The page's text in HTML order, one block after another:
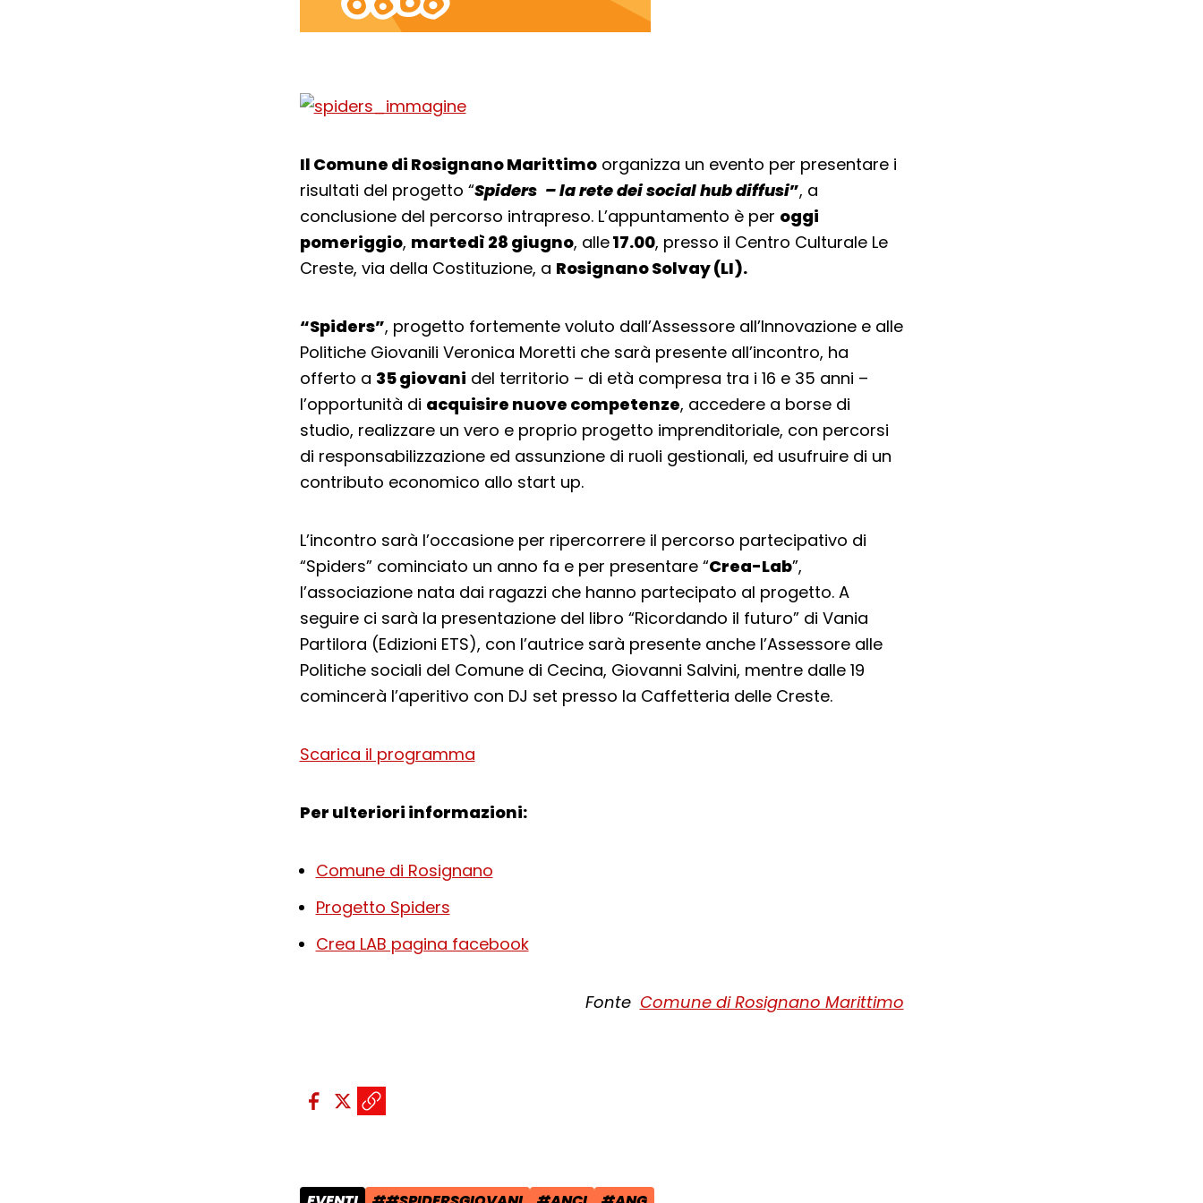
Il Comune di Rosignano Marittimoorganizza un evento per presentare i
risultati del progetto “Spiders – la rete dei social hub diffusi”, a
conclusione del percorso intrapreso. L’appuntamento è per oggi
pomeriggio, martedì 28 giugno, alle17.00, presso il Centro Culturale Le
Creste, via della Costituzione, a Rosignano Solvay (LI).
“Spiders”, progetto fortemente voluto dall’Assessore all’Innovazione e alle
Politiche Giovanili Veronica Moretti che sarà presente all’incontro, ha
offerto a 35 giovani del territorio – di età compresa tra i 16 e 35 anni –
l’opportunità di acquisire nuove competenze, accedere a borse di
studio, realizzare un vero e proprio progetto imprenditoriale, con percorsi
di responsabilizzazione ed assunzione di ruoli gestionali, ed usufruire di un
contributo economico allo start up.
L’incontro sarà l’occasione per ripercorrere il percorso partecipativo di
“Spiders” cominciato un anno fa e per presentare “Crea-Lab”,
l’associazione nata dai ragazzi che hanno partecipato al progetto. A
seguire ci sarà la presentazione del libro “Ricordando il futuro” di Vania
Partilora (Edizioni ETS), con l’autrice sarà presente anche l’Assessore alle
Politiche sociali del Comune di Cecina, Giovanni Salvini, mentre dalle 19
comincerà l’aperitivo con DJ set presso la Caffetteria delle Creste.
Scarica il programma
Per ulteriori informazioni:
Comune di Rosignano
Progetto Spiders
Crea LAB pagina facebook
Fonte Comune di Rosignano Marittimo
Condividi sui social:
Condividi su Facebook - apre una nuova finestra del browser
Condividi su X - apre una nuova finestra del browser
Copia il link e condividi - apre una nuova finestra del browser